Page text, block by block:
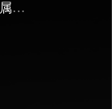
跨城观赛行李无忧：2026世界杯单场票专属行李“门到门”跨城速达方案